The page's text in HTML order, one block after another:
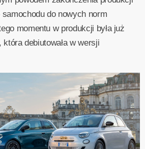
samochodu do nowych norm
momentu w produkcji była już
debiutowała w wersji